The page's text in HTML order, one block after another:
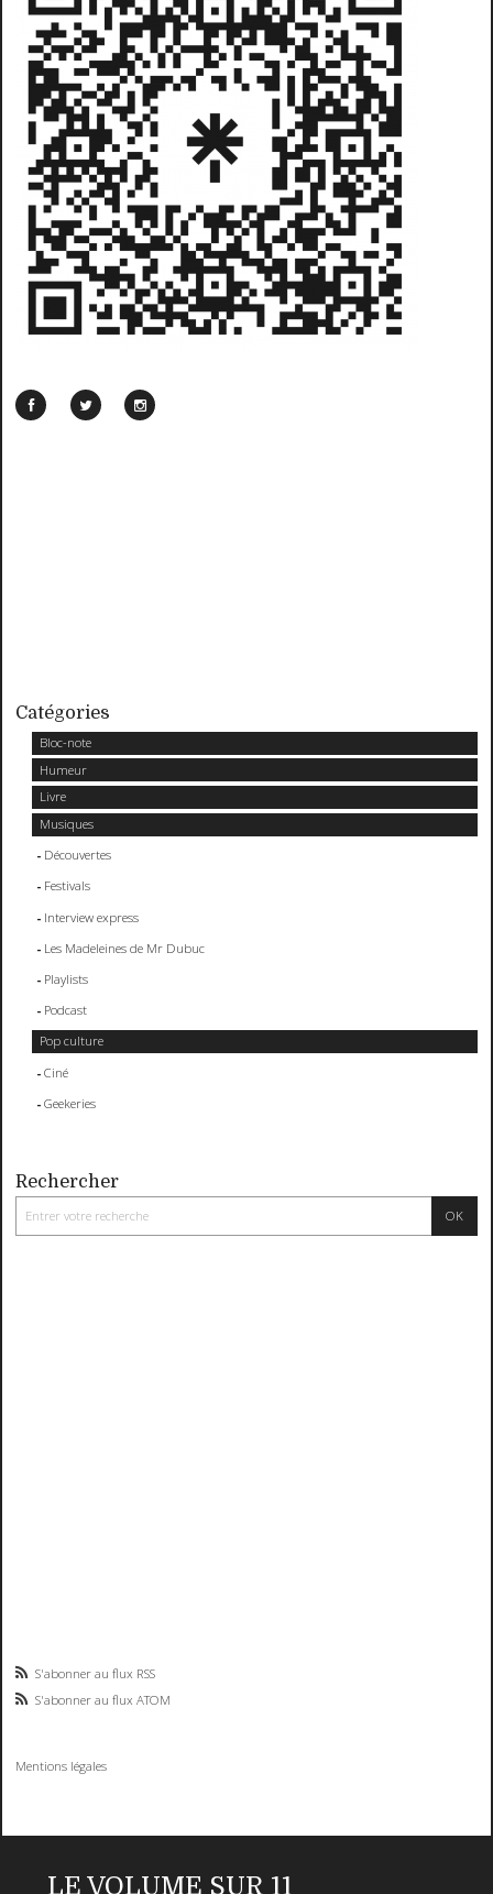
Catégories
Bloc-note
Humeur
Livre
Musiques
Découvertes
Festivals
Interview express
Les Madeleines de Mr Dubuc
Playlists
Podcast
Pop culture
Ciné
Geekeries
Rechercher
S'abonner au flux RSS
S'abonner au flux ATOM
Mentions légales
LE VOLUME SUR 11